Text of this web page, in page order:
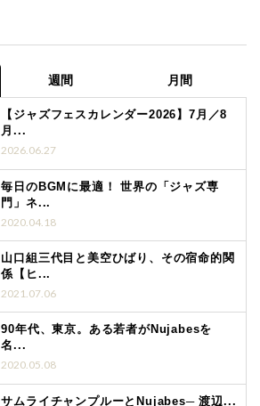
週間 月間
【ジャズフェスカレンダー2026】7月／8
月...
2026.06.27
毎日のBGMに最適！ 世界の「ジャズ専
門」ネ...
2020.04.18
山口組三代目と美空ひばり、その宿命的関
係【ヒ...
2021.07.06
90年代、東京。ある若者がNujabesを
名...
2020.05.08
サムライチャンプルーとNujabes─ 渡辺...